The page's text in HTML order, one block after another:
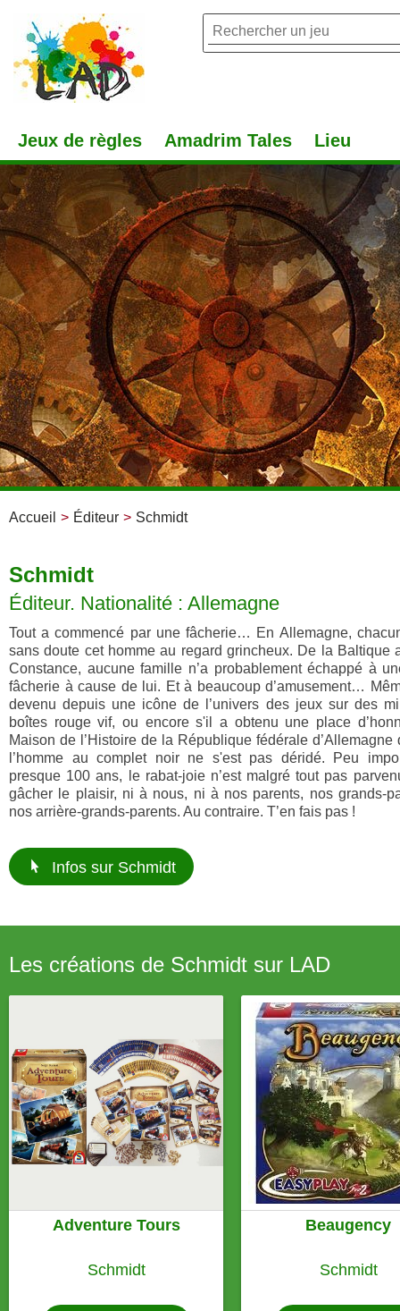
Jeux de règles Amadrim Tales Lieu
Accueil > Éditeur > Schmidt
Schmidt
Éditeur. Nationalité : Allemagne
Tout a commencé par une fâcherie… En Allemagne,
sans doute cet homme au regard grincheux. De la Baltique
Constance, aucune famille n’a probablement échappé à
fâcherie à cause de lui. Et à beaucoup d’amusement…
devenu depuis une icône de l’univers des jeux sur des
boîtes rouge vif, ou encore s'il a obtenu une place
Maison de l’Histoire de la République fédérale d’Allemagne
l’homme au complet noir ne s'est pas déridé. Peu
presque 100 ans, le rabat-joie n’est malgré tout pas
gâcher le plaisir, ni à nous, ni à nos parents, nos grands-
nos arrière-grands-parents. Au contraire. T’en fais pas !
Infos sur Schmidt
Les créations de Schmidt sur LAD
Adventure Tours
Schmidt
Beaugency
Schmidt